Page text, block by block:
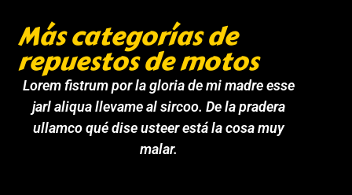
Más categorías de
repuestos de motos
Lorem fistrum por la gloria de mi madre esse
jarl aliqua llevame al sircoo. De la pradera
ullamco qué dise usteer está la cosa muy
malar.